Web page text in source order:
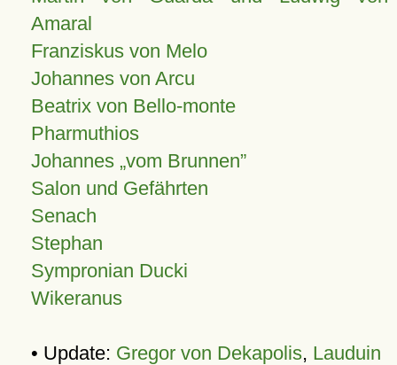
Amaral
Franziskus von Melo
Johannes von Arcu
Beatrix von Bello-monte
Pharmuthios
Johannes vom Brunnen
Salon und Gefährten
Senach
Stephan
Sympronian Ducki
Wikeranus
• Update: Gregor von Dekapolis, Lauduin